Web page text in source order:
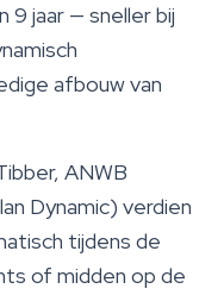
9 jaar — sneller bij
afbouw van
ANWB
Dynamic) verdien
tijdens de
of midden op de